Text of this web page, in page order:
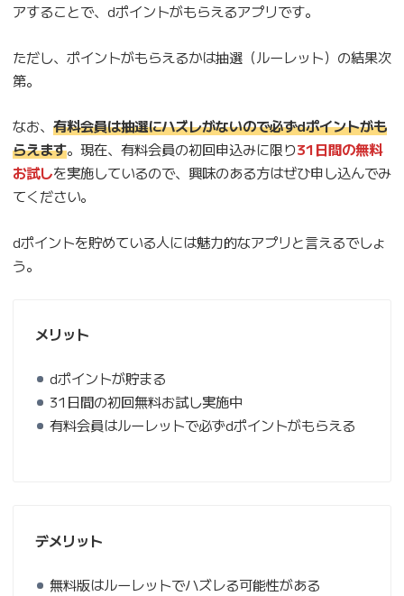
アすることで、dポイントがもらえるアプリです。
ただし、ポイントがもらえるかは抽選（ルーレット）の結果次
第。
なお、 有料会員は抽選にハズレがないので必ずdポイントがも
らえます。現在、有料会員の初回申込みに限り31日間の無料
お試しを実施しているので、興味のある方はぜひ申し込んでみ
てください。
dポイントを貯めている人には魅力的なアプリと言えるでしょ
う。
メリット
dポイントが貯まる
31日間の初回無料お試し実施中
有料会員はルーレットで必ずdポイントがもらえる
デメリット
無料版はルーレットでハズレる可能性がある